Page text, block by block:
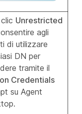
Unrestricted
agli
di utilizzare
DN per
tramite il
Credentials
su Agent